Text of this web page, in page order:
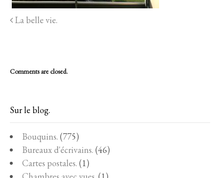
La belle vie.
Comments are closed.
Sur le blog.
Bouquins. (775)
Bureaux d'écrivains. (46)
Cartes postales. (1)